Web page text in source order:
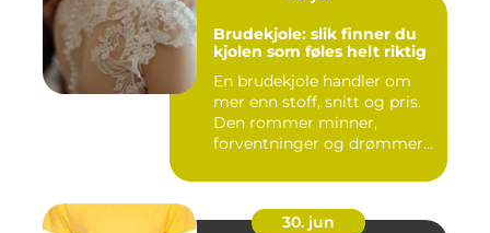
Brudekjole: slik finner du
kjolen som føles helt riktig
En brudekjole handler om
mer enn stoff, snitt og pris.
Den rommer minner,
forventninger og drømmer
30. jun